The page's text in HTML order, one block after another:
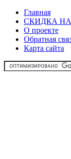
Главная
СКИДКА
О проекте
Обратная
Карта сайта